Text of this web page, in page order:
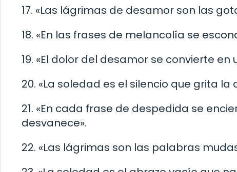
17. «Las lágrimas de desamor son las
18. «En las frases de melancolía se
19. «El dolor del desamor se convierte
20. «La soledad es el silencio que grita
21. «En cada frase de despedida se
desvanece».
22. «Las lágrimas son las palabras